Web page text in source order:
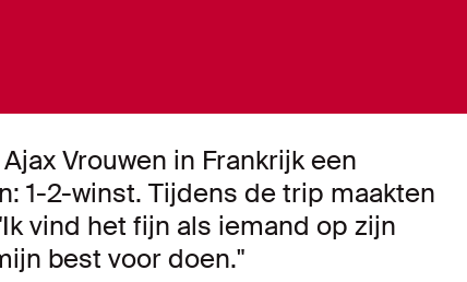
Vrouwen in Frankrijk een
1-2-winst. Tijdens de trip maakten
vind het fijn als iemand op zijn
best voor doen."